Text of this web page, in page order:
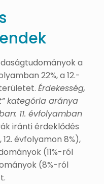
a
22%, a 12.-
Érdekesség,
kategória aránya
11. évfolyamban
iránti érdeklődés
12. évfolyamon 8%),
(11%-ról
(8%-ról